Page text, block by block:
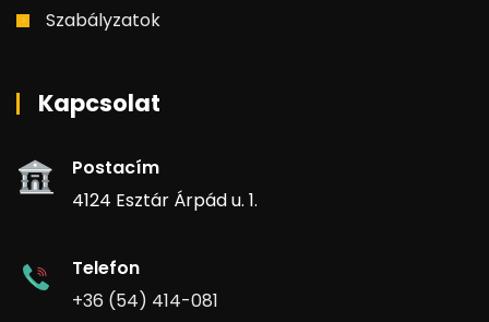
Szabályzatok
Kapcsolat
Postacím
4124 Esztár Árpád u. 1.
Telefon
+36 (54) 414-081